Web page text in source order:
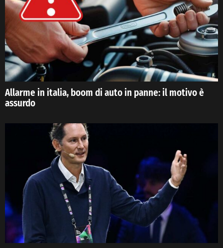
Allarme in italia, boom di auto in panne: il motivo è
assurdo